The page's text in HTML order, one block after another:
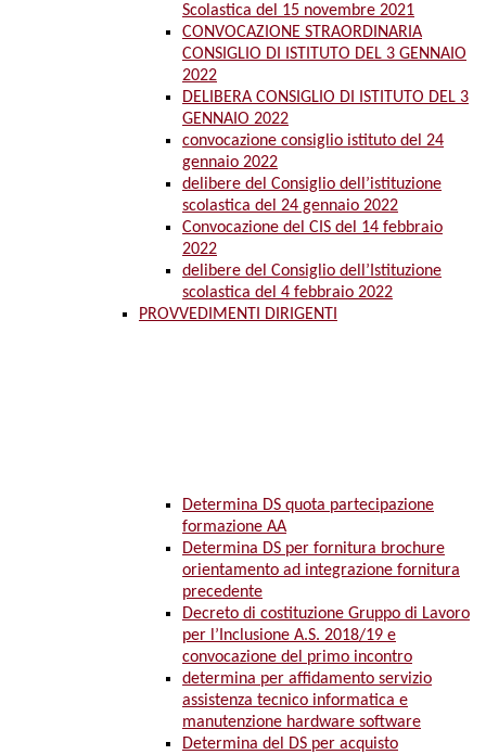
Scolastica del 15 novembre 2021
CONVOCAZIONE STRAORDINARIA
CONSIGLIO DI ISTITUTO DEL 3 GENNAIO
2022
DELIBERA CONSIGLIO DI ISTITUTO DEL 3
GENNAIO 2022
convocazione consiglio istituto del 24
gennaio 2022
delibere del Consiglio dell’istituzione
scolastica del 24 gennaio 2022
Convocazione del CIS del 14 febbraio
2022
delibere del Consiglio dell’Istituzione
scolastica del 4 febbraio 2022
PROVVEDIMENTI DIRIGENTI
Determina DS quota partecipazione
formazione AA
Determina DS per fornitura brochure
orientamento ad integrazione fornitura
precedente
Decreto di costituzione Gruppo di Lavoro
per l’Inclusione A.S. 2018/19 e
convocazione del primo incontro
determina per affidamento servizio
assistenza tecnico informatica e
manutenzione hardware software
Determina del DS per acquisto